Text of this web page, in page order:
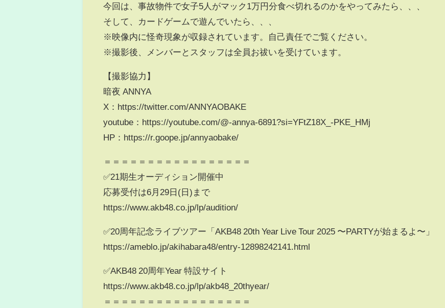
今回は、事故物件で女子5人がマック1万円分食べ切れるのかをやってみたら、、、
そして、カードゲームで遊んでいたら、、、
※映像内に怪奇現象が収録されています。自己責任でご覧ください。
※撮影後、メンバーとスタッフは全員お祓いを受けています。
【撮影協力】
暗夜 ANNYA
X：https://twitter.com/ANNYAOBAKE
youtube：https://youtube.com/@-annya-6891?si=YFtZ18X_-PKE_HMj
HP：https://r.goope.jp/annyaobake/
＝＝＝＝＝＝＝＝＝＝＝＝＝＝＝＝＝
✅️21期生オーディション開催中
応募受付は6月29日(日)まで
https://www.akb48.co.jp/lp/audition/
✅️20周年記念ライブツアー「AKB48 20th Year Live Tour 2025 〜PARTYが始まるよ〜」
https://ameblo.jp/akihabara48/entry-12898242141.html
✅️AKB48 20周年Year 特設サイト
https://www.akb48.co.jp/lp/akb48_20thyear/
＝＝＝＝＝＝＝＝＝＝＝＝＝＝＝＝＝